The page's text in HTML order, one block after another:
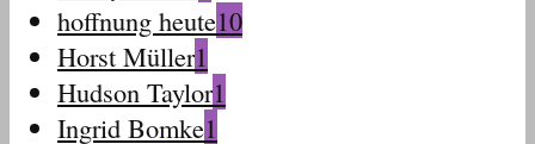
hoffnung heute10
Horst Müller1
Hudson Taylor1
Ingrid Bomke1